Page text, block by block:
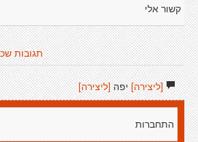
קשור אלי
תגובות
[ליצירה]יפה[ליצירה]
התחברות